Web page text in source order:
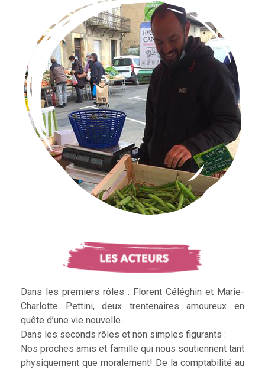
Dans les premiers rôles : Florent Céléghin et Marie-
Charlotte Pettini, deux trentenaires amoureux en
quête d’une vie nouvelle.
Dans les seconds rôles et non simples figurants :
Nos proches amis et famille qui nous soutiennent tant
physiquement que moralement! De la comptabilité au